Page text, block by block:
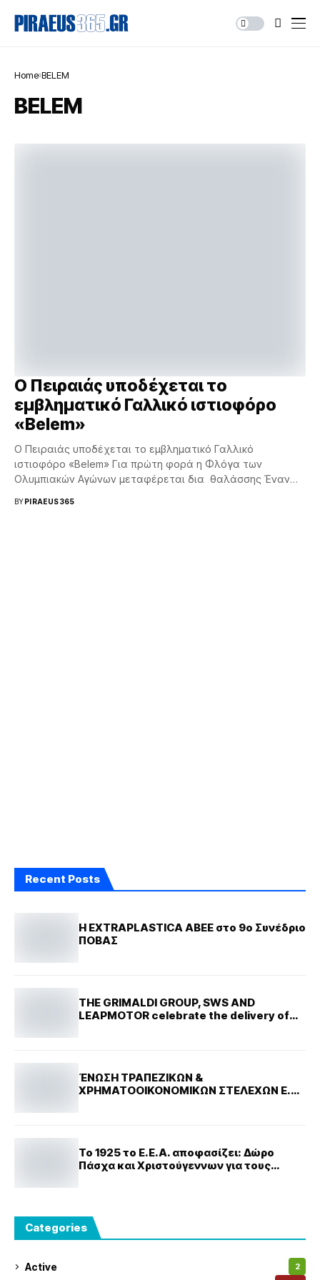
Home BELEM
BELEM
Ο Πειραιάς υποδέχεται το
εμβληματικό Γαλλικό ιστιοφόρο
«Belem»
Ο Πειραιάς υποδέχεται το εμβληματικό Γαλλικό
ιστιοφόρο «Belem» Για πρώτη φορά η Φλόγα των
Ολυμπιακών Αγώνων μεταφέρεται δια θαλάσσης Έναν
BY PIRAEUS365
Recent Posts
Η EXTRAPLASTICA ΑΒΕΕ στο 9ο Συνέδριο
ΠΟΒΑΣ
THE GRIMALDI GROUP, SWS AND
LEAPMOTOR celebrate the delivery of
ΈΝΩΣΗ ΤΡΑΠΕΖΙΚΩΝ &
ΧΡΗΜΑΤΟΟΙΚΟΝΟΜΙΚΩΝ ΣΤΕΛΕΧΩΝ Ε.Ν.
Το 1925 το Ε.Ε.Α. αποφασίζει: Δώρο
Πάσχα και Χριστούγεννων για τους
Categories
Active 2